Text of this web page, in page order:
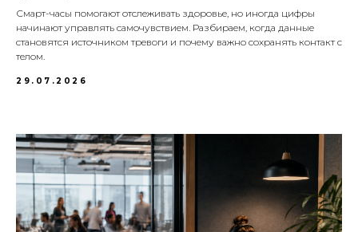
Смарт-часы помогают отслеживать здоровье, но иногда цифры
начинают управлять самочувствием. Разбираем, когда данные
становятся источником тревоги и почему важно сохранять контакт с
телом.
29.07.2026